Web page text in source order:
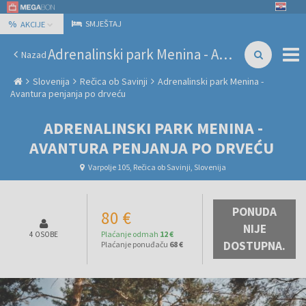
% AKCIJE SMJEŠTAJ
Nazad Adrenalinski park Menina - Avantura penjanja po drveću
Slovenija Rečica ob Savinji
Adrenalinski park Menina -
Avantura penjanja po drveću
ADRENALINSKI PARK MENINA -
AVANTURA PENJANJA PO DRVEĆU
Varpolje 105, Rečica ob Savinji, Slovenija
4 OSOBE
80 €
Plaćanje odmah 12 €
Plaćanje ponuđaču 68 €
PONUDA
NIJE
DOSTUPNA.